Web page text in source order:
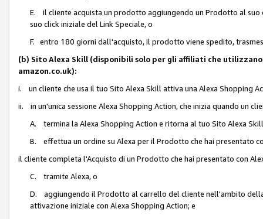
E. il cliente acquista un prodotto aggiungendo un Prodotto al
suo click iniziale del Link Speciale, o
F. entro 180 giorni dall'acquisto, il prodotto viene spedito,
(b) Sito Alexa Skill (disponibili solo per gli affiliati che
amazon.co.uk):
i. un cliente che usa il tuo Sito Alexa Skill attiva una Alexa Shopping
ii. in un'unica sessione Alexa Shopping Action, che inizia quando un
A. termina la Alexa Shopping Action e ritorna al tuo Sito Alexa
B. effettua un ordine su Alexa per il Prodotto che hai presentato
il cliente completa l'Acquisto di un Prodotto che hai presentato con
C. tramite Alexa, o
D. aggiungendo il Prodotto al carrello del cliente nell'ambito
attivazione iniziale con Alexa Shopping Action; e